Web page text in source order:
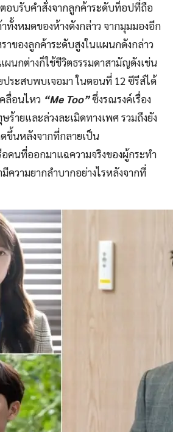
อบรับคำสั่งจากลูกค้าระดับท็อปที่ถือ
ทั้งหมดของห้างดังกล่าว จากมุมมองอีก
าของลูกค้าระดับสูงในแผนกดังกล่าว
นกต่างก็ใช้ชีวิตธรรมดาสามัญดังเช่น
ระสบพบเจอมา ในตอนที่ 12 ซีรีส์ได้
ลื่อนไหว “Me Too”ซึ่งรณรงค์เรื่อง
ร้ายและล่วงละเมิดทางเพศ รวมถึงยัง
ขึ้นหลังจากที่กลายเป็น
คนที่ออกมาแฉความจริงของผู้กระทำ
ความยากลำบากอย่างไรหลังจากที่